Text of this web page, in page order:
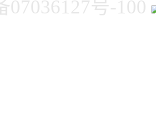
07036127号-100